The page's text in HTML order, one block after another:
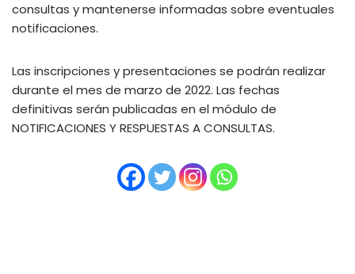
consultas y mantenerse informadas sobre eventuales
notificaciones.
Las inscripciones y presentaciones se podrán realizar
durante el mes de marzo de 2022. Las fechas
definitivas serán publicadas en el módulo de
NOTIFICACIONES Y RESPUESTAS A CONSULTAS.